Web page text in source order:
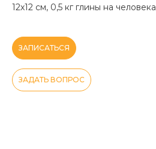
12х12 см, 0,5 кг глины на человека
ЗАПИСАТЬСЯ
ЗАДАТЬ ВОПРОС